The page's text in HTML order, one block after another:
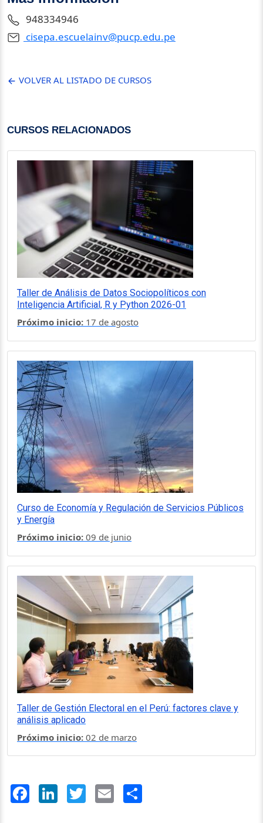
948334946
cisepa.escuelainv@pucp.edu.pe
VOLVER AL LISTADO DE CURSOS
CURSOS RELACIONADOS
Taller de Análisis de Datos Sociopolíticos con
Inteligencia Artificial, R y Python 2026-01
Próximo inicio: 17 de agosto
Curso de Economía y Regulación de Servicios Públicos
y Energía
Próximo inicio: 09 de junio
Taller de Gestión Electoral en el Perú: factores clave y
análisis aplicado
Próximo inicio: 02 de marzo
FacebookLinkedInTwitter Email